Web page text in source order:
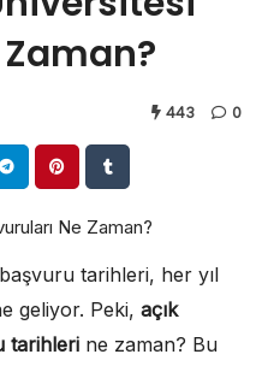
Zaman?
443 0
tarihleri, her yıl
geliyor. Peki, açık
tarihleri ne zaman? Bu